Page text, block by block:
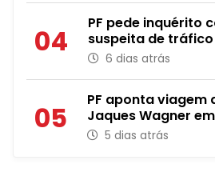
04
PF pede inquérito
suspeita de
6 dias atrás
05
PF aponta viagem
Jaques Wagner
5 dias atrás